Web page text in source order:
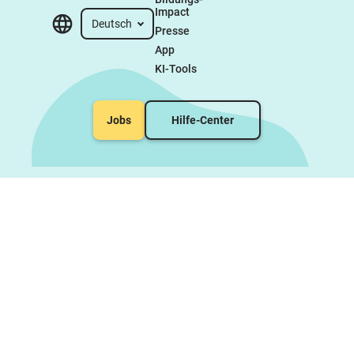
Deutsch
Impact
Presse
App
KI-Tools
Jobs Hilfe-Center